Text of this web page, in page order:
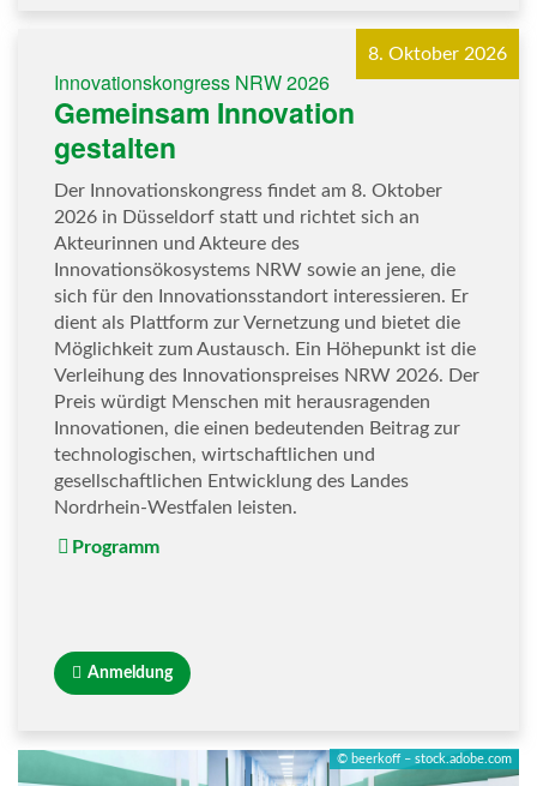
8. Oktober 2026
Innovationskongress NRW 2026
Gemeinsam Innovation
gestalten
Der Innovationskongress findet am 8. Oktober
2026 in Düsseldorf statt und richtet sich an
Akteurinnen und Akteure des
Innovationsökosystems NRW sowie an jene, die
sich für den Innovationsstandort interessieren. Er
dient als Plattform zur Vernetzung und bietet die
Möglichkeit zum Austausch. Ein Höhepunkt ist die
Verleihung des Innovationspreises NRW 2026. Der
Preis würdigt Menschen mit herausragenden
Innovationen, die einen bedeutenden Beitrag zur
technologischen, wirtschaftlichen und
gesellschaftlichen Entwicklung des Landes
Nordrhein-Westfalen leisten.
Programm
Anmeldung
© beerkoff – stock.adobe.com